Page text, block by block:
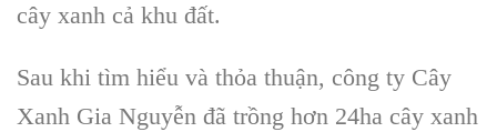
cây xanh cả khu đất.
Sau khi tìm hiểu và thỏa thuận, công ty Cây
Xanh Gia Nguyễn đã trồng hơn 24ha cây xanh